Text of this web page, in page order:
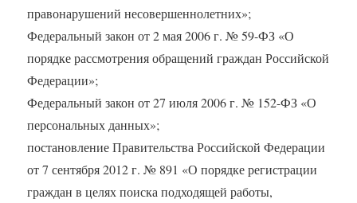
правонарушений несовершеннолетних»;
Федеральный закон от 2 мая 2006 г. № 59-ФЗ «О
порядке рассмотрения обращений граждан Российской
Федерации»;
Федеральный закон от 27 июля 2006 г. № 152-ФЗ «О
персональных данных»;
постановление Правительства Российской Федерации
от 7 сентября 2012 г. № 891 «О порядке регистрации
граждан в целях поиска подходящей работы,